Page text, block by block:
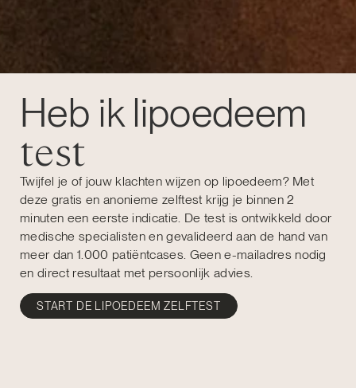
Heb ik lipoedeem
test
Twijfel je of jouw klachten wijzen op lipoedeem? Met
deze gratis en anonieme zelftest krijg je binnen 2
minuten een eerste indicatie. De test is ontwikkeld door
medische specialisten en gevalideerd aan de hand van
meer dan 1.000 patiëntcases. Geen e-mailadres nodig
en direct resultaat met persoonlijk advies.
START DE LIPOEDEEM ZELFTEST